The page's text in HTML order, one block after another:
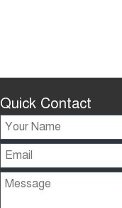
Quick Contact